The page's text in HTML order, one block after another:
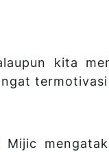
kita
Mijic